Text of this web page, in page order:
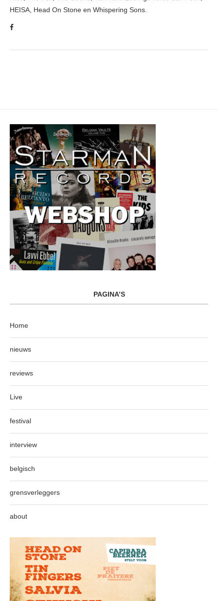
HEISA, Head On Stone en Whispering Sons.
PAGINA’S
Home
nieuws
reviews
Live
festival
interview
belgisch
grensverleggers
about